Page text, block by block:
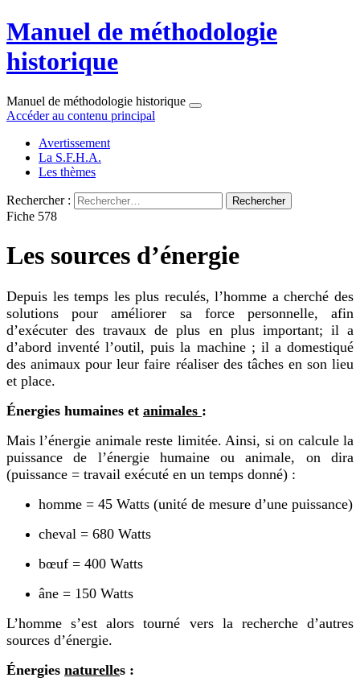
Manuel de méthodologie
historique
Manuel de méthodologie historique
Accéder au contenu principal
Avertissement
La S.F.H.A.
Les thèmes
Rechercher :
Fiche 578
Les sources d’énergie
Depuis les temps les plus reculés, l’homme a cherché des
solutions pour améliorer sa force personnelle, afin
d’exécuter des travaux de plus en plus important; il a
d’abord inventé l’outil, puis la machine ; il a domestiqué
des animaux pour leur faire réaliser des tâches en son lieu
et place.
Énergies humaines et animales :
Mais l’énergie animale reste limitée. Ainsi, si on calcule la
puissance de l’énergie humaine ou animale, on dira
(puissance = travail exécuté en un temps donné) :
homme = 45 Watts (unité de mesure d’une puissance)
cheval = 680 Watts
bœuf = 400 Watts
âne = 150 Watts
L’homme s’est alors tourné vers la recherche d’autres
sources d’énergie.
Énergies naturelles :